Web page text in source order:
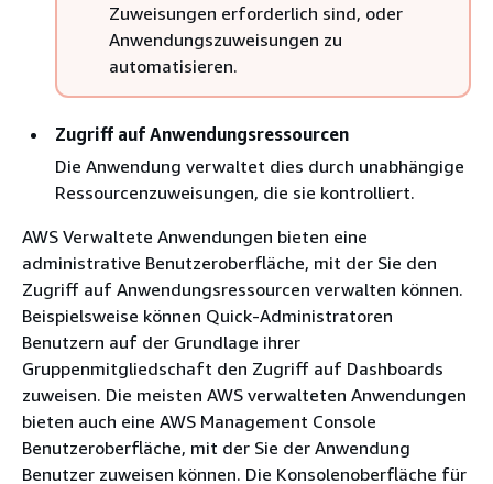
Zuweisungen erforderlich sind, oder
Anwendungszuweisungen zu
automatisieren.
Zugriff auf Anwendungsressourcen
Die Anwendung verwaltet dies durch unabhängige
Ressourcenzuweisungen, die sie kontrolliert.
AWS Verwaltete Anwendungen bieten eine
administrative Benutzeroberfläche, mit der Sie den
Zugriff auf Anwendungsressourcen verwalten können.
Beispielsweise können Quick-Administratoren
Benutzern auf der Grundlage ihrer
Gruppenmitgliedschaft den Zugriff auf Dashboards
zuweisen. Die meisten AWS verwalteten Anwendungen
bieten auch eine AWS Management Console
Benutzeroberfläche, mit der Sie der Anwendung
Benutzer zuweisen können. Die Konsolenoberfläche für